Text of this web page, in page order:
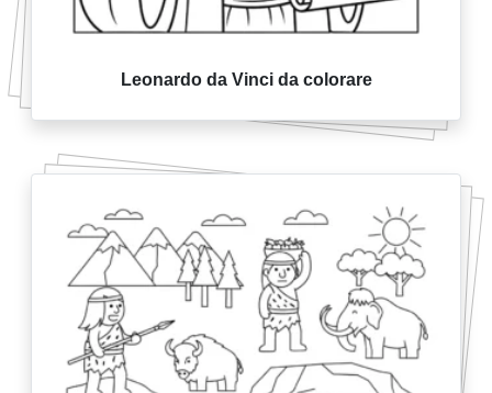
Leonardo da Vinci da colorare